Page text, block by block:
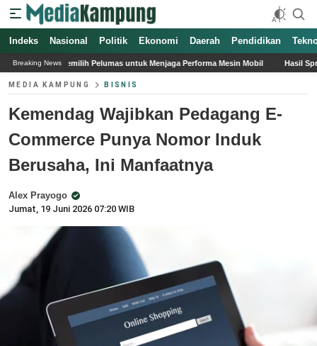
Indeks Nasional Politik Ekonomi Daerah Pendidikan
Breaking Newsuntuk Menjaga Performa Mesin Mobil Hasil Sprint Race MotoGP
MEDIA KAMPUNG BISNIS
Kemendag Wajibkan Pedagang E-
Commerce Punya Nomor Induk
Berusaha, Ini Manfaatnya
Alex Prayogo
Jumat, 19 Juni 2026 07:20 WIB